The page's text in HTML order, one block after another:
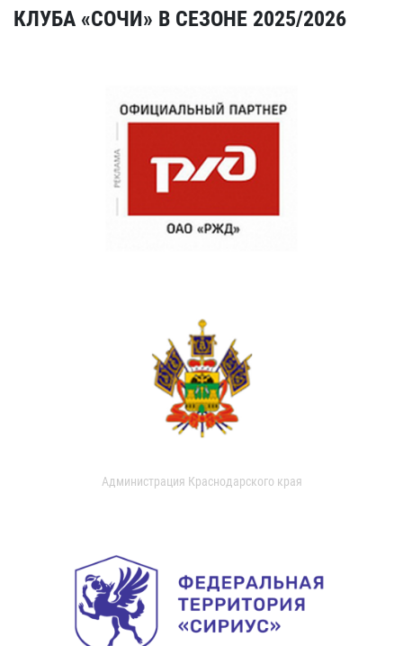
КЛУБА «СОЧИ» В СЕЗОНЕ 2025/2026
Администрация Краснодарского края